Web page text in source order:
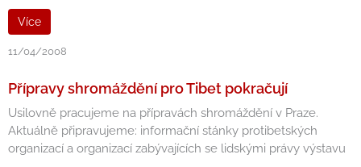
Více
11/04/2008
Přípravy shromáždění pro Tibet pokračují
Usilovně pracujeme na přípravách shromáždění v Praze.
Aktuálně připravujeme: informační stánky protibetských
organizací a organizací zabývajících se lidskými právy výstavu